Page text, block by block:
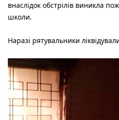
внаслідок обстрілів виникла
школи.
Наразі рятувальники